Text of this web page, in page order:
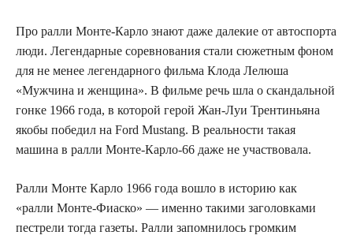
Про ралли Монте-Карло знают даже далекие от автоспорта
люди. Легендарные соревнования стали сюжетным фоном
для не менее легендарного фильма Клода Лелюша
«Мужчина и женщина». В фильме речь шла о скандальной
гонке 1966 года, в которой герой Жан-Луи Трентиньяна
якобы победил на Ford Mustang. В реальности такая
машина в ралли Монте-Карло-66 даже не участвовала.
Ралли Монте Карло 1966 года вошло в историю как
«ралли Монте-Фиаско» — именно такими заголовками
пестрели тогда газеты. Ралли запомнилось громким